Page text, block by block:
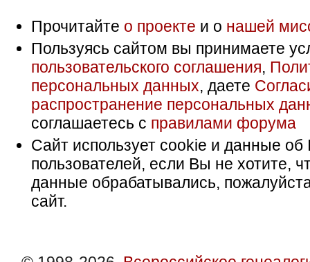
Прочитайте о проекте и о нашей
Пользуясь сайтом вы принимаете
пользовательского соглашения,
персональных данных, даете
распространение персональных
соглашаетесь с правилами форума
Сайт использует cookie и данные об
пользователей, если Вы не хотите,
данные обрабатывались,
сайт.